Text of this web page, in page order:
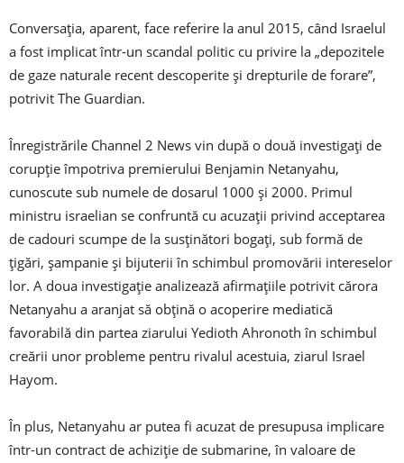
Conversația, aparent, face referire la anul 2015, când Israelul
a fost implicat într-un scandal politic cu privire la „depozitele
de gaze naturale recent descoperite și drepturile de forare”,
potrivit The Guardian.
Înregistrările Channel 2 News vin după o două investigați de
corupție împotriva premierului Benjamin Netanyahu,
cunoscute sub numele de dosarul 1000 și 2000. Primul
ministru israelian se confruntă cu acuzații privind acceptarea
de cadouri scumpe de la susținători bogați, sub formă de
țigări, șampanie și bijuterii în schimbul promovării intereselor
lor. A doua investigație analizează afirmațiile potrivit cărora
Netanyahu a aranjat să obțină o acoperire mediatică
favorabilă din partea ziarului Yedioth Ahronoth în schimbul
creării unor probleme pentru rivalul acestuia, ziarul Israel
Hayom.
În plus, Netanyahu ar putea fi acuzat de presupusa implicare
într-un contract de achiziție de submarine, în valoare de